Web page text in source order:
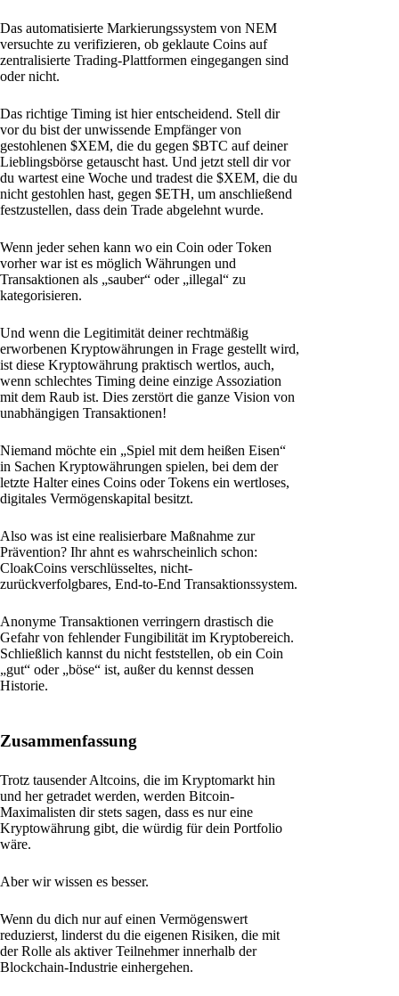
Das automatisierte Markierungssystem von NEM
versuchte zu verifizieren, ob geklaute Coins auf
zentralisierte Trading-Plattformen eingegangen sind
oder nicht.
Das richtige Timing ist hier entscheidend. Stell dir
vor du bist der unwissende Empfänger von
gestohlenen $XEM, die du gegen $BTC auf deiner
Lieblingsbörse getauscht hast. Und jetzt stell dir vor
du wartest eine Woche und tradest die $XEM, die du
nicht gestohlen hast, gegen $ETH, um anschließend
festzustellen, dass dein Trade abgelehnt wurde.
Wenn jeder sehen kann wo ein Coin oder Token
vorher war ist es möglich Währungen und
Transaktionen als „sauber“ oder „illegal“ zu
kategorisieren.
Und wenn die Legitimität deiner rechtmäßig
erworbenen Kryptowährungen in Frage gestellt wird,
ist diese Kryptowährung praktisch wertlos, auch,
wenn schlechtes Timing deine einzige Assoziation
mit dem Raub ist. Dies zerstört die ganze Vision von
unabhängigen Transaktionen!
Niemand möchte ein „Spiel mit dem heißen Eisen“
in Sachen Kryptowährungen spielen, bei dem der
letzte Halter eines Coins oder Tokens ein wertloses,
digitales Vermögenskapital besitzt.
Also was ist eine realisierbare Maßnahme zur
Prävention? Ihr ahnt es wahrscheinlich schon:
CloakCoins verschlüsseltes, nicht-
zurückverfolgbares, End-to-End Transaktionssystem.
Anonyme Transaktionen verringern drastisch die
Gefahr von fehlender Fungibilität im Kryptobereich.
Schließlich kannst du nicht feststellen, ob ein Coin
„gut“ oder „böse“ ist, außer du kennst dessen
Historie.
Zusammenfassung
Trotz tausender Altcoins, die im Kryptomarkt hin
und her getradet werden, werden Bitcoin-
Maximalisten dir stets sagen, dass es nur eine
Kryptowährung gibt, die würdig für dein Portfolio
wäre.
Aber wir wissen es besser.
Wenn du dich nur auf einen Vermögenswert
reduzierst, linderst du die eigenen Risiken, die mit
der Rolle als aktiver Teilnehmer innerhalb der
Blockchain-Industrie einhergehen.